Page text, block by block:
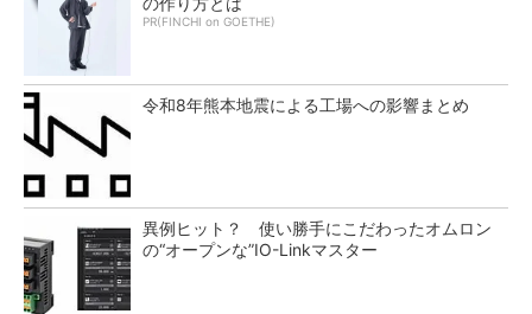
PR(FINCHI on GOETHE)
令和8年熊本地震による工場への影響まとめ
異例ヒット？ 使い勝手にこだわったオムロン
の“オープンな”IO-Linkマスター